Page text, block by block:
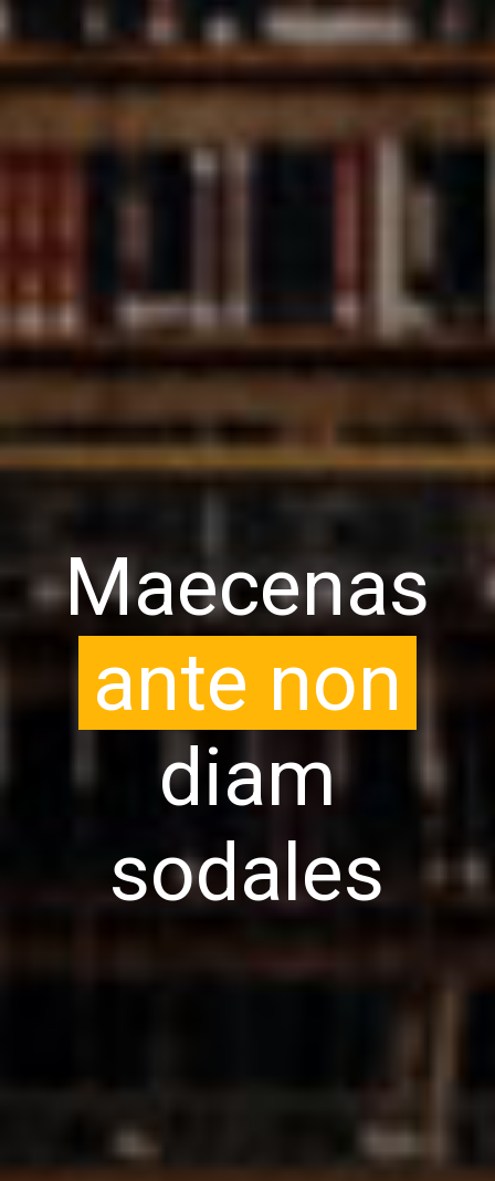
Maecenas
ante non
diam
sodales